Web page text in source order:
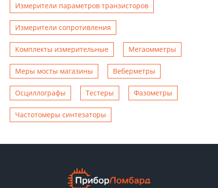
Измерители параметров транзисторов
Измерители сопротивления
Комплекты измерительные Мегаомметры
Меры мосты магазины Веберметры
Осциллографы Тестеры Фазометры
Чаcтотомеры синтезаторы